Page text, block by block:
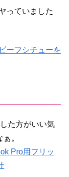
っていました
ーフシチューを
た方がいい気
。
Pro用フリッ